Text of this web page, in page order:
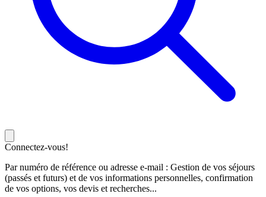
Connectez-vous!
Par numéro de référence ou adresse e-mail : Gestion de vos séjours
(passés et futurs) et de vos informations personnelles, confirmation
de vos options, vos devis et recherches...